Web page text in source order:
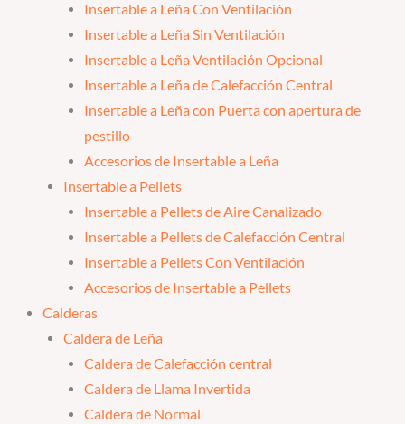
Insertable a Leña Con Ventilación
Insertable a Leña Sin Ventilación
Insertable a Leña Ventilación Opcional
Insertable a Leña de Calefacción Central
Insertable a Leña con Puerta con apertura de
pestillo
Accesorios de Insertable a Leña
Insertable a Pellets
Insertable a Pellets de Aire Canalizado
Insertable a Pellets de Calefacción Central
Insertable a Pellets Con Ventilación
Accesorios de Insertable a Pellets
Calderas
Caldera de Leña
Caldera de Calefacción central
Caldera de Llama Invertida
Caldera de Normal